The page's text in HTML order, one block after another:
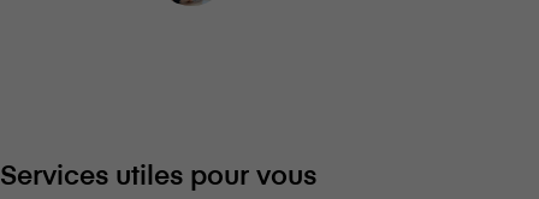
Services utiles pour vous